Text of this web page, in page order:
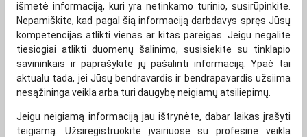
išmetė informaciją, kuri yra netinkamo turinio, susirūpinkite.
Nepamiškite, kad pagal šią informaciją darbdavys spręs Jūsų
kompetencijas atlikti vienas ar kitas pareigas. Jeigu negalite
tiesiogiai atlikti duomenų šalinimo, susisiekite su tinklapio
savininkais ir paprašykite jų pašalinti informaciją. Ypač tai
aktualu tada, jei Jūsų bendravardis ir bendrapavardis užsiima
nesąžininga veikla arba turi daugybę neigiamų atsiliepimų.
Jeigu neigiamą informaciją jau ištrynėte, dabar laikas įrašyti
teigiamą. Užsiregistruokite įvairiuose su profesine veikla